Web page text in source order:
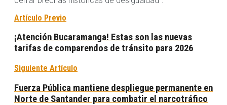
Artículo Previo
¡Atención Bucaramanga! Estas son las nuevas
tarifas de comparendos de tránsito para 2026
Siguiente Artículo
Fuerza Pública mantiene despliegue permanente en
Norte de Santander para combatir el narcotráfico